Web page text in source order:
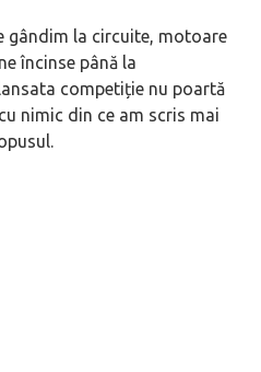
gândim la circuite, motoare
încinse până la
competiție nu poartă
nimic din ce am scris mai